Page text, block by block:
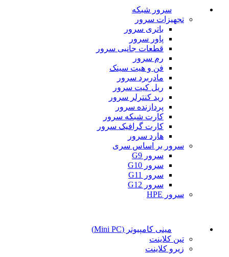
سرور شبکه
تجهیزات سرور
باتری سرور
پاور سرور
قطعات جانبی سرور
رم سرور
فن و هیت سینک
مادربرد سرور
ریل کیت سرور
رید کنترلر سرور
پردازنده سرور
کارت شبکه سرور
کارت گرافیک سرور
هارد سرور
سرور بر اساس سری
سرور G9
سرور G10
سرور G11
سرور G12
سرور HPE
مینی کامپیوتر (Mini PC)
تین کلاینت
زیرو کلاینت